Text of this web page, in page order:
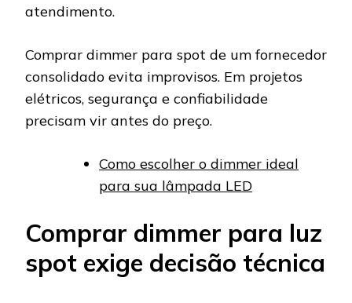
atendimento.
Comprar dimmer para spot de um fornecedor
consolidado evita improvisos. Em projetos
elétricos, segurança e confiabilidade
precisam vir antes do preço.
Como escolher o dimmer ideal
para sua lâmpada LED
Comprar dimmer para luz
spot exige decisão técnica